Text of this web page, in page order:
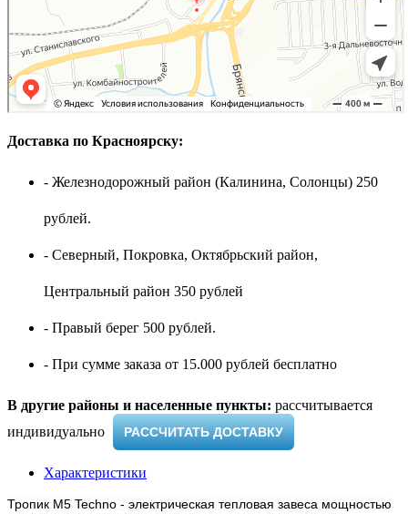
Доставка по Красноярску:
- Железнодорожный район (Калинина, Солонцы) 250
рублей.
- Северный, Покровка, Октябрьский район,
Центральный район 350 рублей
- Правый берег 500 рублей.
- При сумме заказа от 15.000 рублей бесплатно
В другие районы и населенные пункты: рассчитывается
индивидуально ​
РАССЧИТАТЬ ДОСТАВКУ
Характеристики
Тропик М5 Techno - электрическая тепловая завеса мощностью